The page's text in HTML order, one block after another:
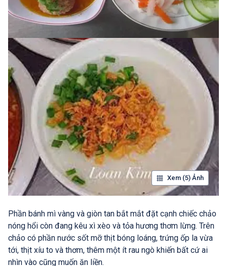
Xem (5) Ảnh
Phần bánh mì vàng và giòn tan bắt mắt đặt cạnh chiếc chảo
nóng hổi còn đang kêu xì xèo và tỏa hương thơm lừng. Trên
chảo có phần nước sốt mỡ thịt bóng loáng, trứng ốp la vừa
tới, thịt xíu to và thơm, thêm một ít rau ngò khiến bất cứ ai
nhìn vào cũng muốn ăn liền.